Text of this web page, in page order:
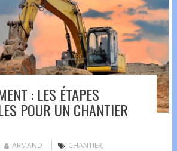
: LES ÉTAPES
POUR UN CHANTIER
ARMAND CHANTIER,